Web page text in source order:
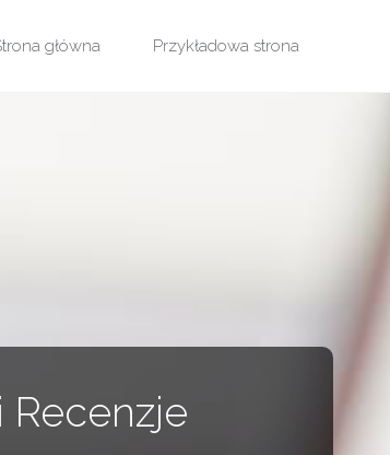
główna Przykładowa strona
Recenzje